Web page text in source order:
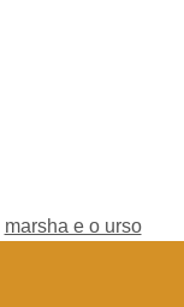
marsha e o urso